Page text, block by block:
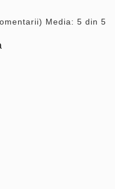
Media: 5 din 5